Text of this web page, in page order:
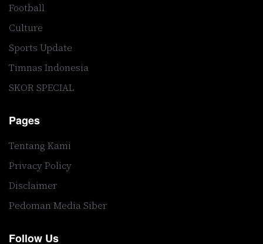
Football
Culture
Sports Update
Timnas Indonesia
SKOR SPECIAL
Pages
Tentang Kami
Privacy Policy
Disclaimer
Pedoman Media Siber
Follow Us